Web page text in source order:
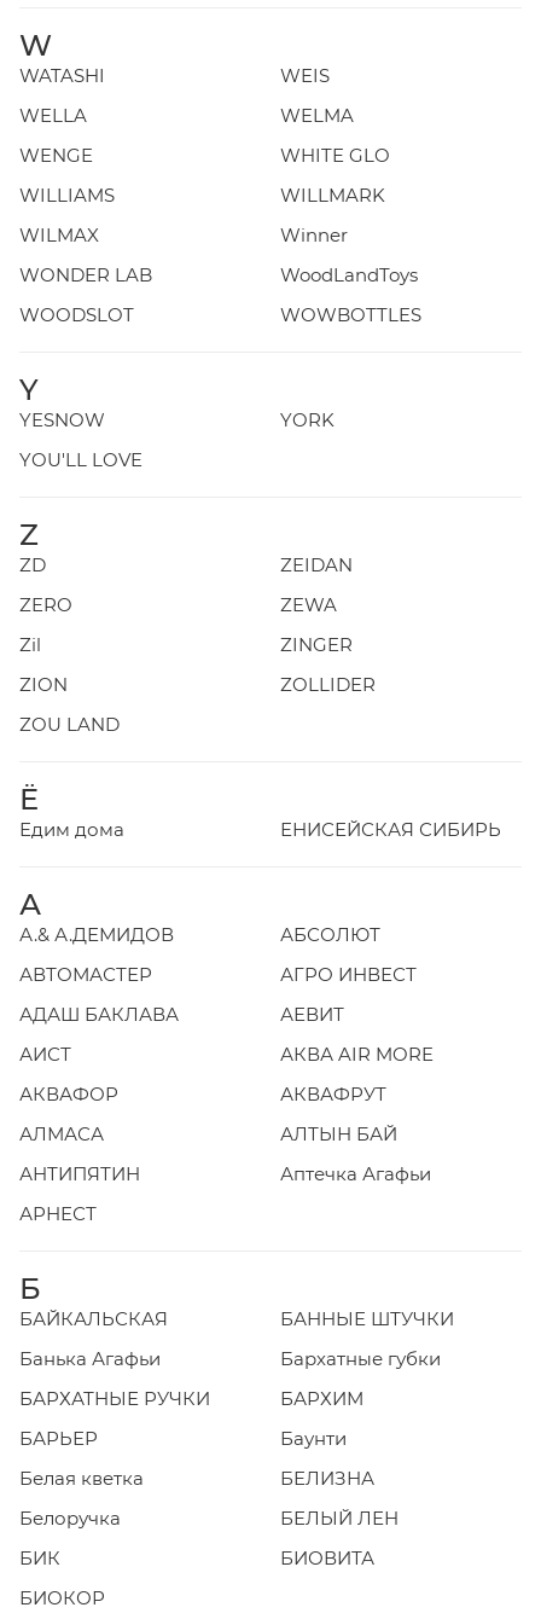
W
WATASHI
WEIS
WELLA
WELMA
WENGE
WHITE GLO
WILLIAMS
WILLMARK
WILMAX
Winner
WONDER LAB
WoodLandToys
WOODSLOT
WOWBOTTLES
Y
YESNOW
YORK
YOU'LL LOVE
Z
ZD
ZEIDAN
ZERO
ZEWA
Zil
ZINGER
ZION
ZOLLIDER
ZOU LAND
Ё
Едим дома ЕНИСЕЙСКАЯ СИБИРЬ
А
А.& А.ДЕМИДОВ
АБСОЛЮТ
АВТОМАСТЕР
АГРО ИНВЕСТ
АДАШ БАКЛАВА
АЕВИТ
АИСТ
АКВА AIR MORE
АКВАФОР
АКВАФРУТ
АЛМАСА
АЛТЫН БАЙ
АНТИПЯТИН
Аптечка Агафьи
АРНЕСТ
Б
БАЙКАЛЬСКАЯ
БАННЫЕ ШТУЧКИ
Банька Агафьи
Бархатные губки
БАРХАТНЫЕ РУЧКИ
БАРХИМ
БАРЬЕР
Баунти
Белая кветка
БЕЛИЗНА
Белоручка
БЕЛЫЙ ЛЕН
БИК
БИОВИТА
БИОКОР